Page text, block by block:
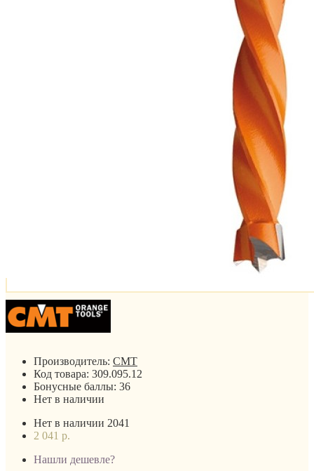
Производитель: CMT
Код товара: 309.095.12
Бонусные баллы: 36
Нет в наличии
Нет в наличии 2041
2 041 р.
Нашли дешевле?